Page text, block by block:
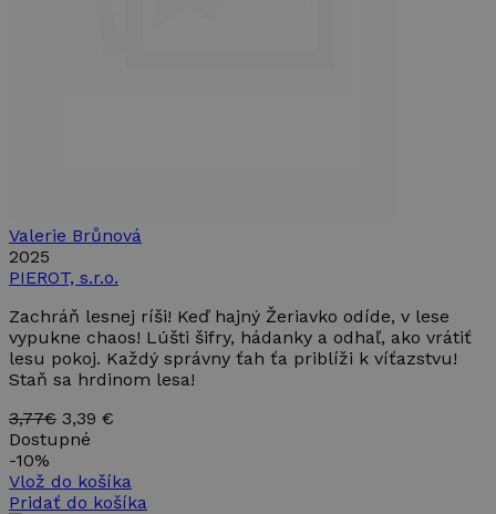
Valerie Brůnová
2025
PIEROT, s.r.o.
Zachráň lesnej ríši! Keď hajný Žeriavko odíde, v lese
vypukne chaos! Lúšti šifry, hádanky a odhaľ, ako vrátiť
lesu pokoj. Každý správny ťah ťa priblíži k víťazstvu!
Staň sa hrdinom lesa!
3,77€ 3,39 €
Dostupné
-10%
Vlož do košíka
Pridať do košíka